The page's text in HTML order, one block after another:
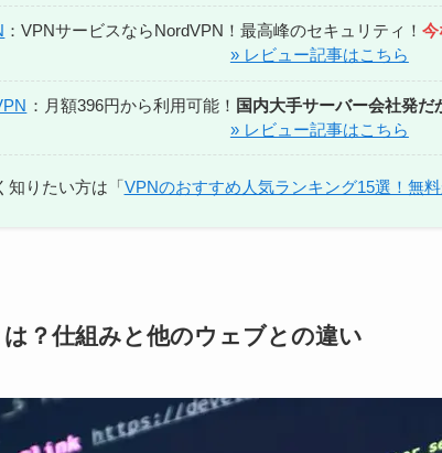
：VPNサービスならNordVPN！最高峰のセキュリティ！
» レビュー記事はこちら
：月額396円から利用可能！ 国内大手サーバー会社発
» レビュー記事はこちら
知りたい方は「VPNのおすすめ人気ランキング15選！無
？仕組みと他のウェブとの違い